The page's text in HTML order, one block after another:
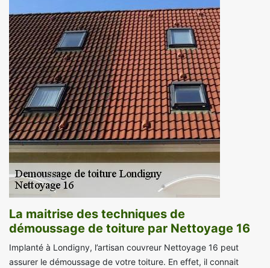
La maitrise des techniques de
démoussage de toiture par Nettoyage 16
Implanté à Londigny, l’artisan couvreur Nettoyage 16 peut
assurer le démoussage de votre toiture. En effet, il connait